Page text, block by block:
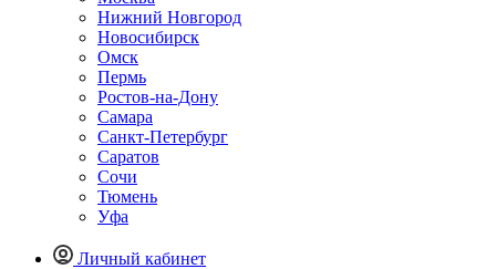
Нижний Новгород
Новосибирск
Омск
Пермь
Ростов-на-Дону
Самара
Санкт-Петербург
Саратов
Сочи
Тюмень
Уфа
Личный кабинет